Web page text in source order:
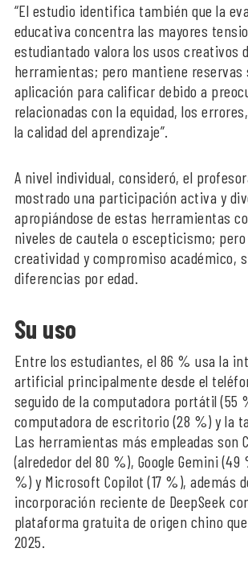
“El estudio identifica también que la
educativa concentra las mayores
estudiantado valora los usos creativos
herramientas; pero mantiene reservas
aplicación para calificar debido a
relacionadas con la equidad, los
la calidad del aprendizaje”.
A nivel individual, consideró, el
mostrado una participación activa y
apropiándose de estas herramientas
niveles de cautela o escepticismo;
creatividad y compromiso académico,
diferencias por edad.
Su uso
Entre los estudiantes, el 86 % usa la
artificial principalmente desde el
seguido de la computadora portátil (55
computadora de escritorio (28 %) y la
Las herramientas más empleadas son
(alrededor del 80 %), Google Gemini (49
%) y Microsoft Copilot (17 %), además
incorporación reciente de DeepSeek
plataforma gratuita de origen chino
2025.